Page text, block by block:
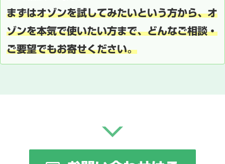
まずはオゾンを試してみたいという方から、オ
ゾンを本気で使いたい方まで、どんなご相談・
ご要望でもお寄せください。